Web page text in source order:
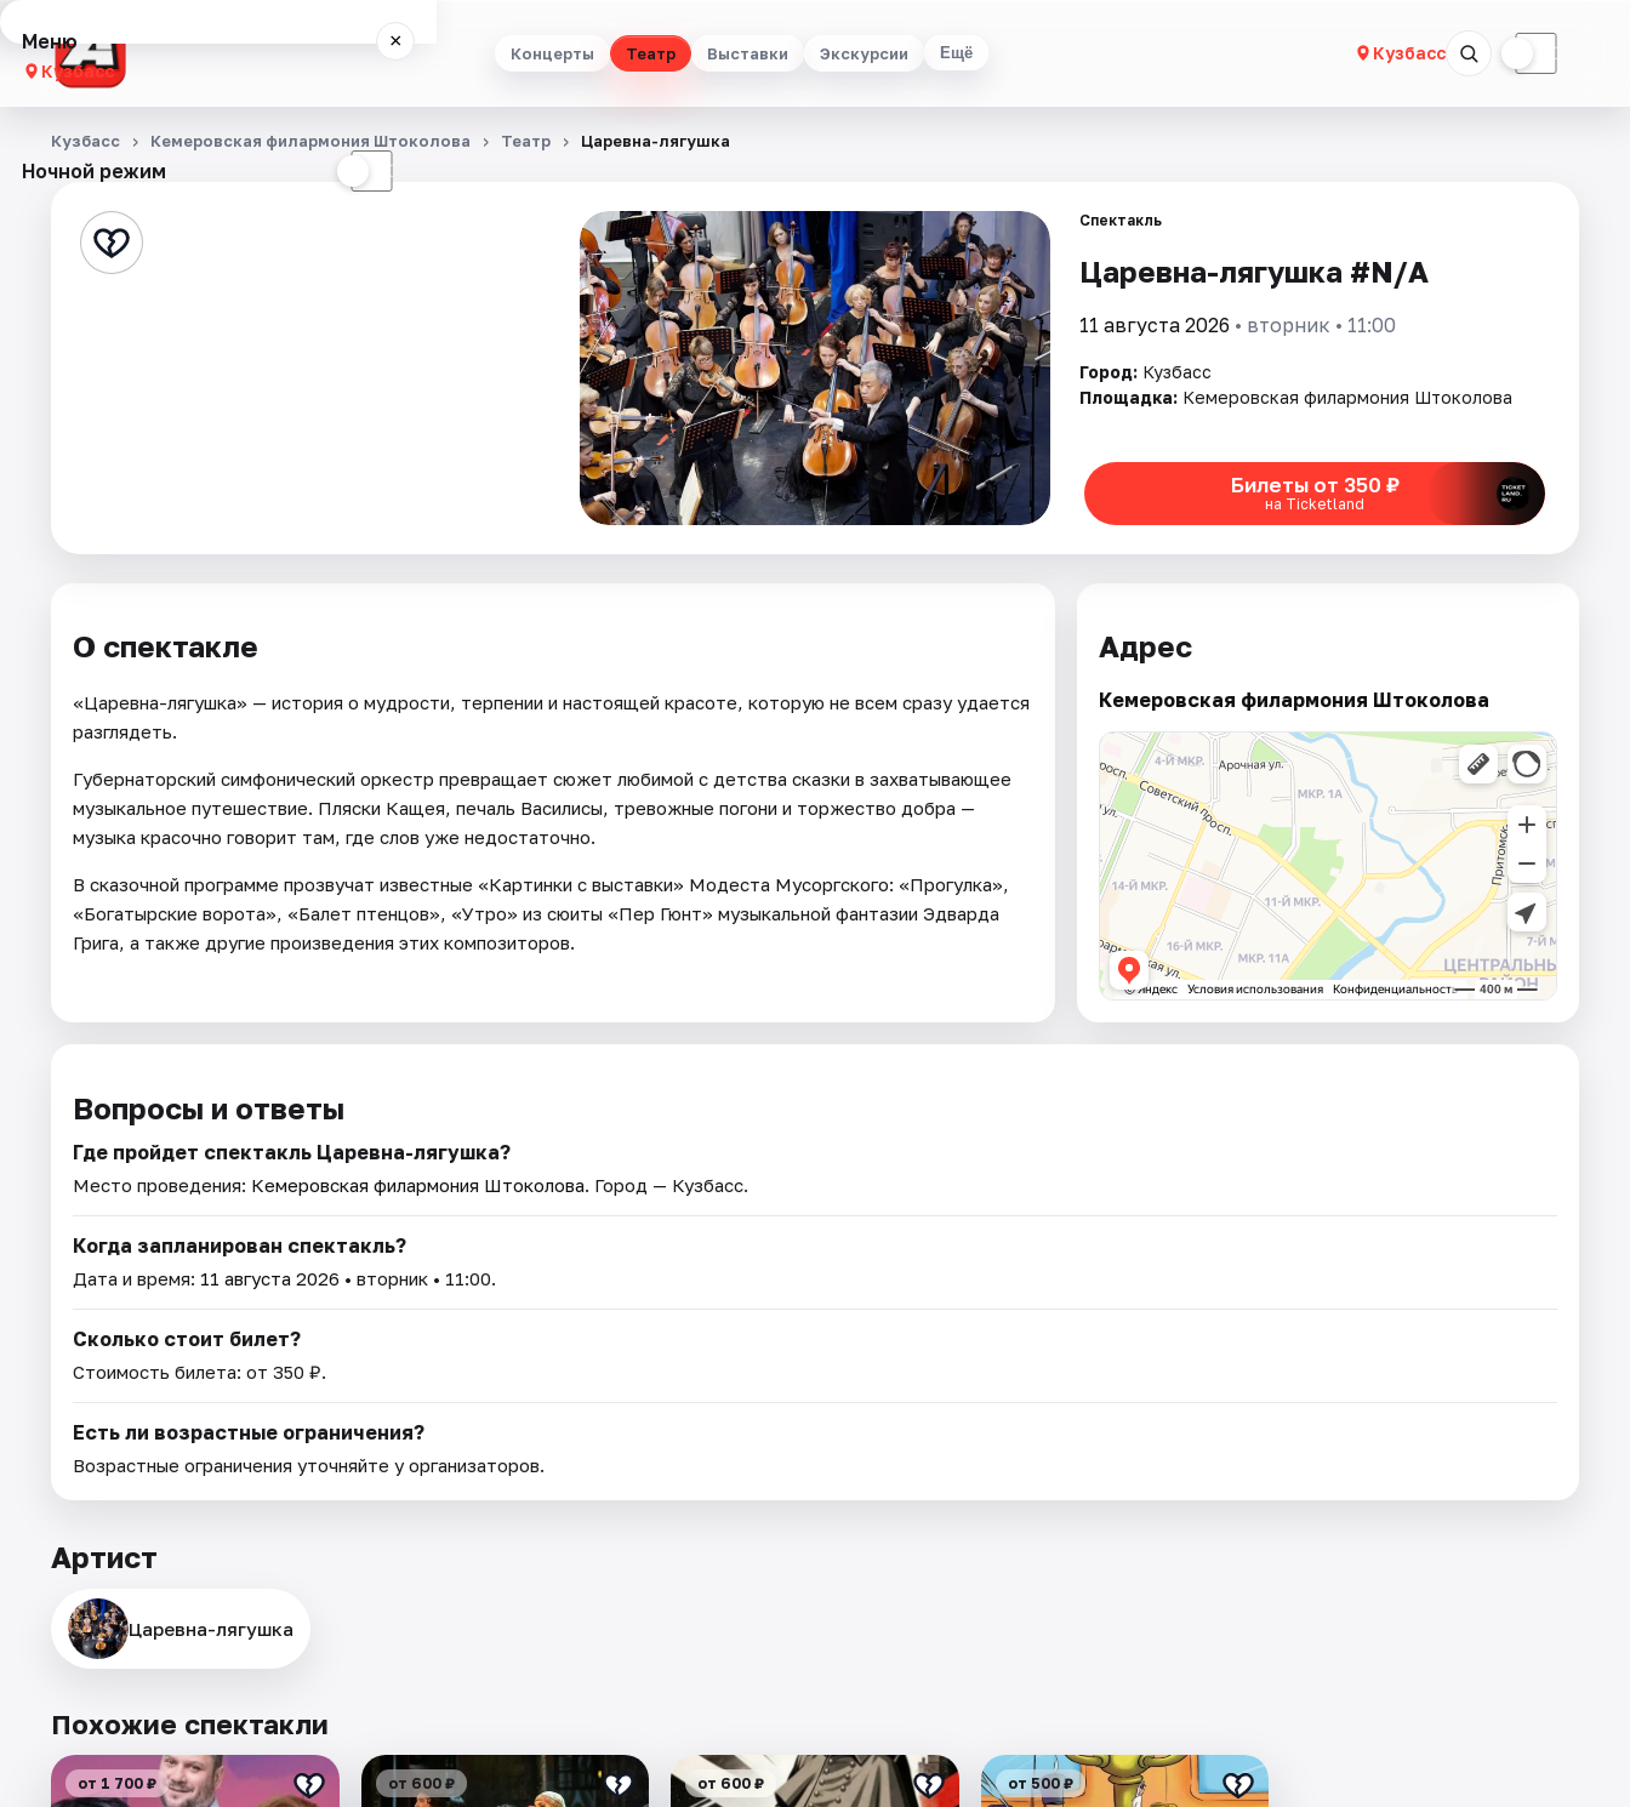
Концерты Театр Выставки Экскурсии Ещё Кузбасс ☾
Меню ×
Кузбасс
Концерты
Выставки
Артисты
Ночной режим ☾
Кузбасс Кемеровская филармония Штоколова Театр Царевна-лягушка
Спектакль
Царевна-лягушка #N/A
11 августа 2026 • вторник • 11:00
Город: Кузбасс
Площадка: Кемеровская филармония Штоколова
Билеты от 350 ₽
на Ticketland
О спектакле
«Царевна-лягушка» — история о мудрости, терпении и настоящей красоте, которую не всем сразу удается
разглядеть.
Губернаторский симфонический оркестр превращает сюжет любимой с детства сказки в захватывающее
музыкальное путешествие. Пляски Кащея, печаль Василисы, тревожные погони и торжество добра —
музыка красочно говорит там, где слов уже недостаточно.
В сказочной программе прозвучат известные «Картинки с выставки» Модеста Мусоргского: «Прогулка»,
«Богатырские ворота», «Балет птенцов», «Утро» из сюиты «Пер Гюнт» музыкальной фантазии Эдварда
Грига, а также другие произведения этих композиторов.
Адрес
Кемеровская филармония Штоколова
Вопросы и ответы
Где пройдет спектакль Царевна-лягушка?
Место проведения: Кемеровская филармония Штоколова. Город — Кузбасс.
Когда запланирован спектакль?
Дата и время: 11 августа 2026 • вторник • 11:00.
Сколько стоит билет?
Стоимость билета: от 350 ₽.
Есть ли возрастные ограничения?
Возрастные ограничения уточняйте у организаторов.
Артист
Царевна-лягушка
Похожие спектакли
от 1 700 ₽ от 600 ₽ от 600 ₽ от 500 ₽